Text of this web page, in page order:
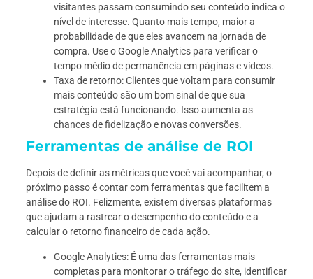
visitantes passam consumindo seu conteúdo indica o
nível de interesse. Quanto mais tempo, maior a
probabilidade de que eles avancem na jornada de
compra. Use o Google Analytics para verificar o
tempo médio de permanência em páginas e vídeos.
Taxa de retorno: Clientes que voltam para consumir
mais conteúdo são um bom sinal de que sua
estratégia está funcionando. Isso aumenta as
chances de fidelização e novas conversões.
Ferramentas de análise de ROI
Depois de definir as métricas que você vai acompanhar, o
próximo passo é contar com ferramentas que facilitem a
análise do ROI. Felizmente, existem diversas plataformas
que ajudam a rastrear o desempenho do conteúdo e a
calcular o retorno financeiro de cada ação.
Google Analytics: É uma das ferramentas mais
completas para monitorar o tráfego do site, identificar